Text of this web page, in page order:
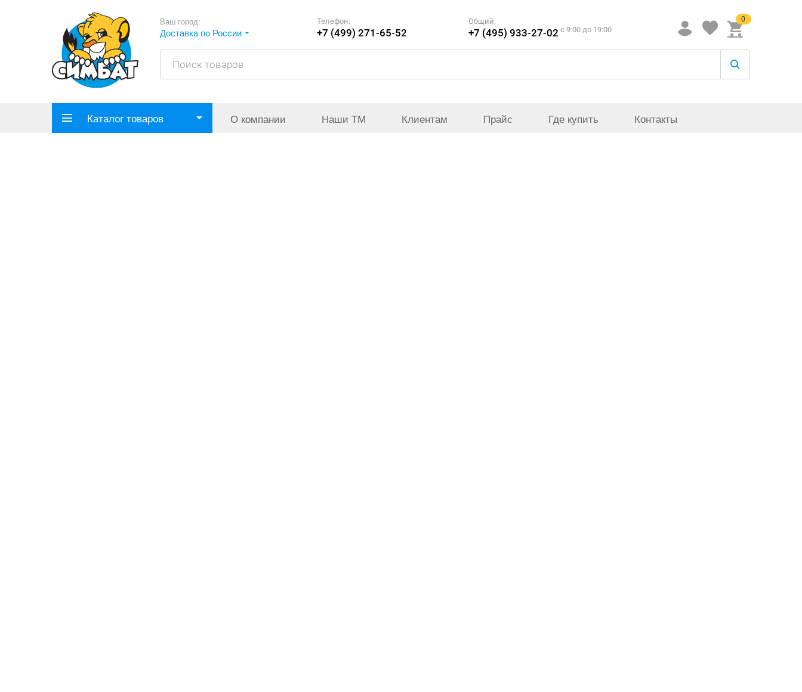
Ваш город:
Доставка по России
Телефон:
+7 (499) 271-65-52
Общий:
+7 (495) 933-27-02 c 9:00 до 19:00
0
Каталог товаров О компании Наши ТМ Клиентам Прайс Где купить Контакты